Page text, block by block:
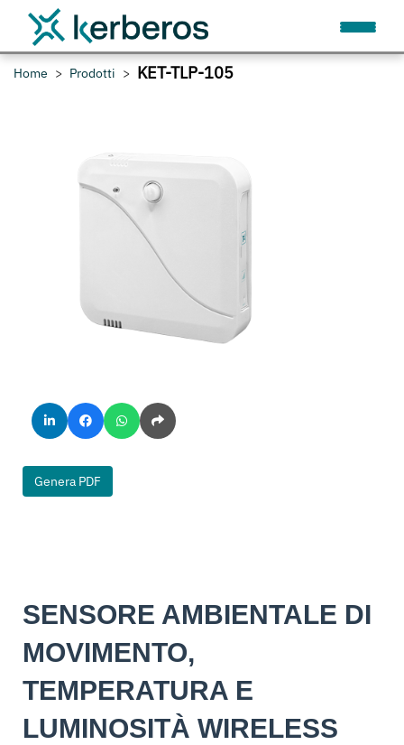
Home Prodotti KET-TLP-105
Genera PDF
SENSORE AMBIENTALE DI
MOVIMENTO,
TEMPERATURA E
LUMINOSITÀ WIRELESS